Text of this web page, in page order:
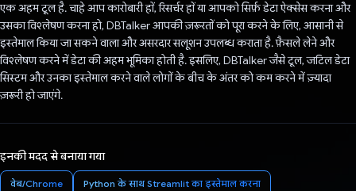
एक अहम टूल है. चाहे आप कारोबारी हों, रिसर्चर हों या आपको सिर्फ़ डेटा ऐक्सेस करना और
उसका विश्लेषण करना हो, DBTalker आपकी ज़रूरतों को पूरा करने के लिए, आसानी से
इस्तेमाल किया जा सकने वाला और असरदार सलूशन उपलब्ध कराता है. फ़ैसले लेने और
विश्लेषण करने में डेटा की अहम भूमिका होती है. इसलिए, DBTalker जैसे टूल, जटिल डेटा
सिस्टम और उनका इस्तेमाल करने वाले लोगों के बीच के अंतर को कम करने में ज़्यादा
ज़रूरी हो जाएंगे.
इनकी मदद से बनाया गया
वेब/Chrome Python के साथ Streamlit का इस्तेमाल करना